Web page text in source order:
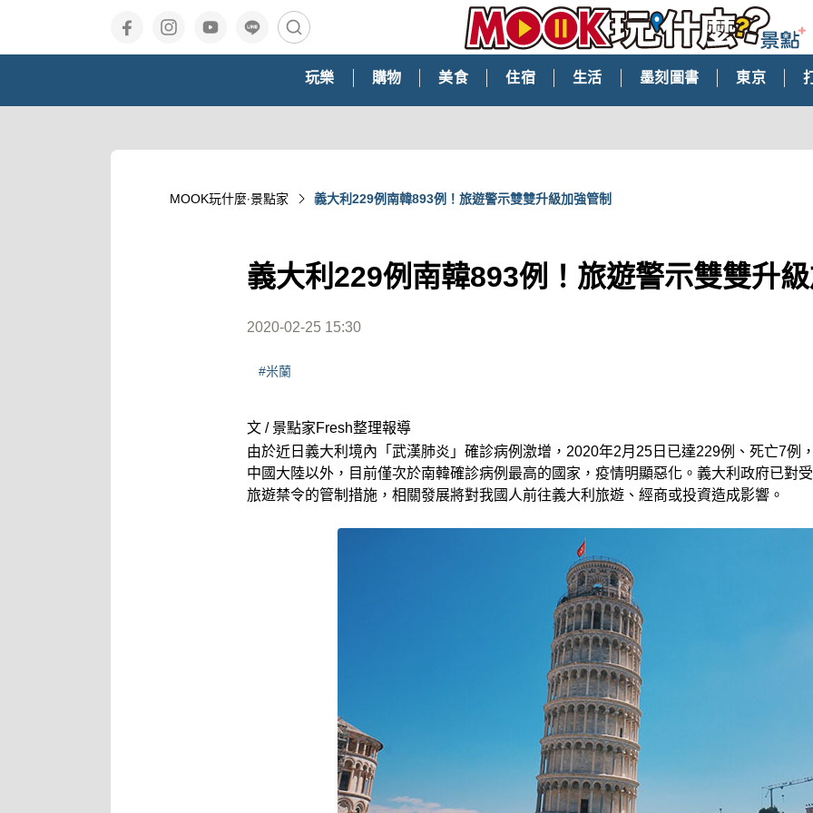
玩樂 購物 美食 住宿 生活 墨刻圖書 東京
MOOK玩什麼‧景點家 義大利229例南韓893例！旅遊警示雙雙升級加強管制
義大利229例南韓893例！旅遊警示雙雙升
2020-02-25 15:30
#米蘭
文 / 景點家Fresh整理報導
由於近日義大利境內「武漢肺炎」確診病例激增，2020年2月25日已達229例、死亡7例
中國大陸以外，目前僅次於南韓確診病例最高的國家，疫情明顯惡化。義大利政府已對
旅遊禁令的管制措施，相關發展將對我國人前往義大利旅遊、經商或投資造成影響。